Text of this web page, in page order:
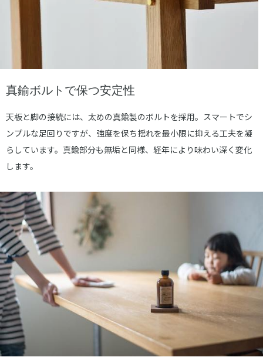
真鍮ボルトで保つ安定性
天板と脚の接続には、太めの真鍮製のボルトを採用。スマートでシ
ンプルな足回りですが、強度を保ち揺れを最小限に抑える工夫を凝
らしています。真鍮部分も無垢と同様、経年により味わい深く変化
します。